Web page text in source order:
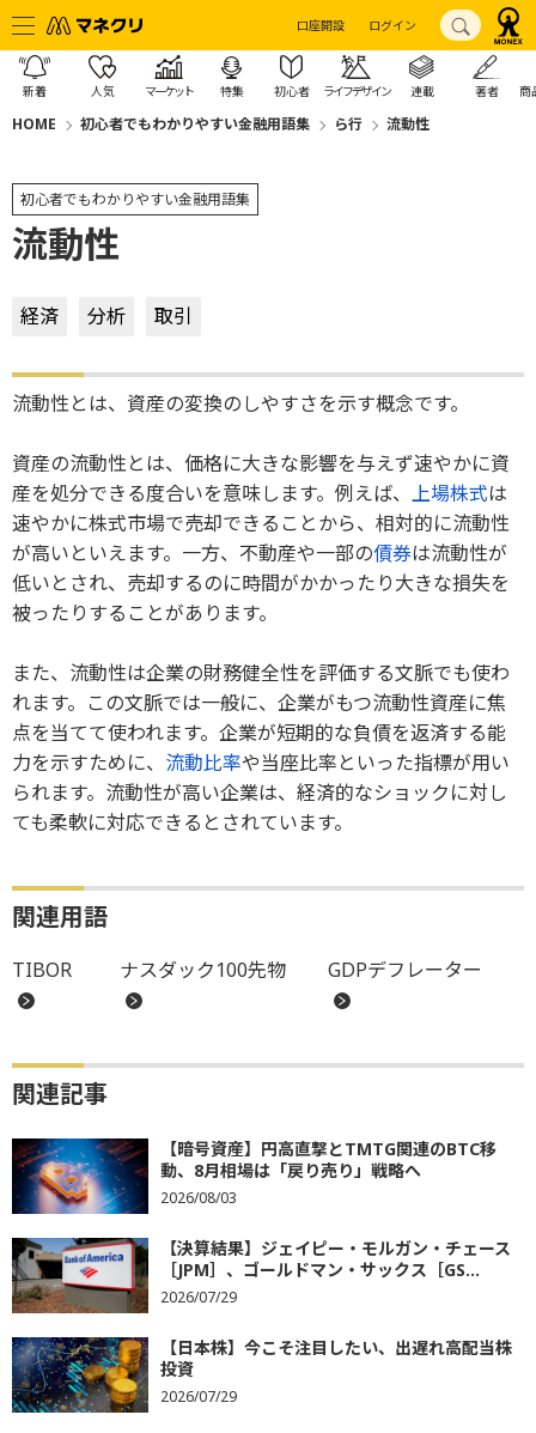
口座開設 ログイン
新着 人気 マーケット 特集 初心者 ライフデザイン 連載 著者 商
HOME 初心者でもわかりやすい金融用語集 ら行 流動性
初心者でもわかりやすい金融用語集
流動性
経済 分析 取引
流動性とは、資産の変換のしやすさを示す概念です。
資産の流動性とは、価格に大きな影響を与えず速やかに資
産を処分できる度合いを意味します。例えば、 上場株式は
速やかに株式市場で売却できることから、相対的に流動性
が高いといえます。一方、不動産や一部の債券は流動性が
低いとされ、売却するのに時間がかかったり大きな損失を
被ったりすることがあります。
また、流動性は企業の財務健全性を評価する文脈でも使わ
れます。この文脈では一般に、企業がもつ流動性資産に焦
点を当てて使われます。企業が短期的な負債を返済する能
力を示すために、 流動比率や当座比率といった指標が用い
られます。流動性が高い企業は、経済的なショックに対し
ても柔軟に対応できるとされています。
関連用語
TIBOR ナスダック100先物 GDPデフレーター
関連記事
【暗号資産】円高直撃とTMTG関連のBTC移
動、8月相場は「戻り売り」戦略へ
2026/08/03
【決算結果】ジェイピー・モルガン・チェース
［JPM］、ゴールドマン・サックス［GS...
2026/07/29
【日本株】今こそ注目したい、出遅れ高配当株
投資
2026/07/29